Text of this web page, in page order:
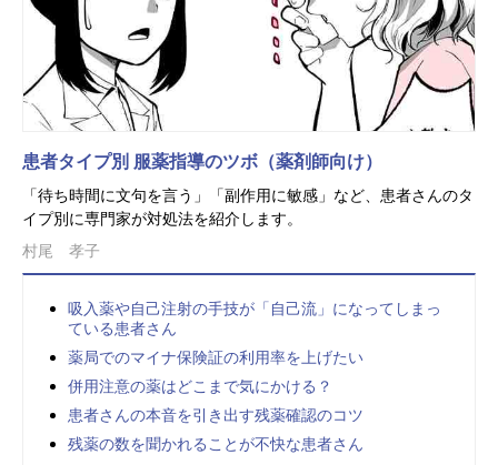
患者タイプ別 服薬指導のツボ（薬剤師向け）
「待ち時間に文句を言う」「副作用に敏感」など、患者さんのタ
イプ別に専門家が対処法を紹介します。
村尾 孝子
吸入薬や自己注射の手技が「自己流」になってしまっ
ている患者さん
薬局でのマイナ保険証の利用率を上げたい
併用注意の薬はどこまで気にかける？
患者さんの本音を引き出す残薬確認のコツ
残薬の数を聞かれることが不快な患者さん